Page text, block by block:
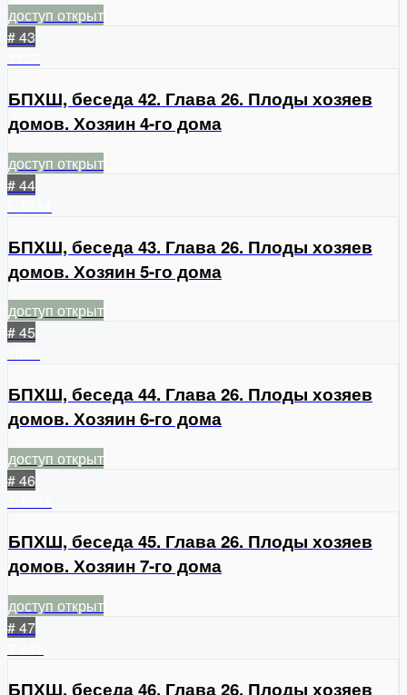
доступ открыт
# 43
БПХШ, беседа 42. Глава 26. Плоды хозяев
домов. Хозяин 4-го дома
доступ открыт
# 44
БПХШ, беседа 43. Глава 26. Плоды хозяев
домов. Хозяин 5-го дома
доступ открыт
# 45
БПХШ, беседа 44. Глава 26. Плоды хозяев
домов. Хозяин 6-го дома
доступ открыт
# 46
БПХШ, беседа 45. Глава 26. Плоды хозяев
домов. Хозяин 7-го дома
доступ открыт
# 47
БПХШ, беседа 46. Глава 26. Плоды хозяев